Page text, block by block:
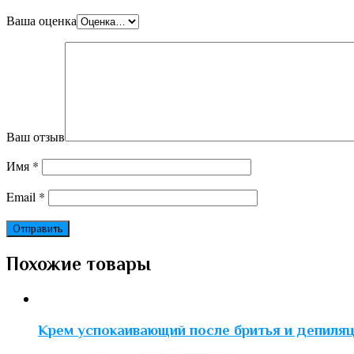
Ваша оценка
Ваш отзыв
Имя *
Email *
Похожие товары
Крем успокаивающий после бритья и